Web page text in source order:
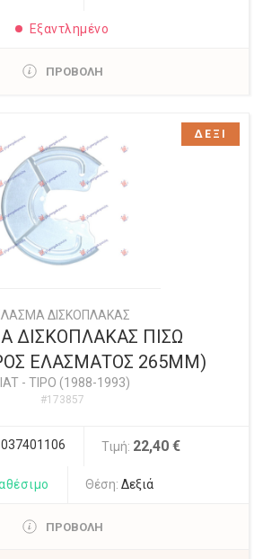
Εξαντλημένο
ΠΡΟΒΟΛΗ
ΔΙΣΚΟΠΛΑΚΑΣ
ΔΙΣΚΟΠΛΑΚΑΣ ΠΙΣΩ
ΕΛΑΣΜΑΤΟΣ 265ΜΜ)
- TIPO (1988-1993)
#173857
037401106 Τιμή: 22,40 €
Θέση: Δεξιά
ΠΡΟΒΟΛΗ
ΔΕΞΙ